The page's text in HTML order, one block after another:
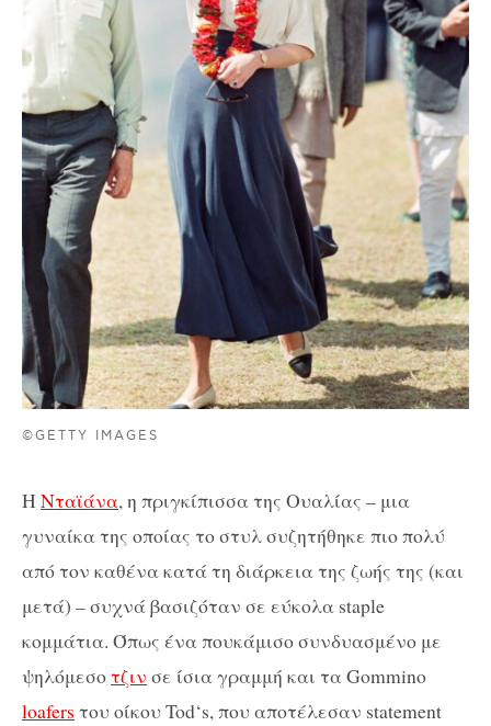
©GETTY IMAGES
Η Νταϊάνα, η πριγκίπισσα της Ουαλίας – μια
γυναίκα της οποίας το στυλ συζητήθηκε πιο πολύ
από τον καθένα κατά τη διάρκεια της ζωής της (και
μετά) – συχνά βασιζόταν σε εύκολα staple
κομμάτια. Όπως ένα πουκάμισο συνδυασμένο με
ψηλόμεσοτζιν σε ίσια γραμμή και τα Gommino
loafers του οίκου Tod‘s, που αποτέλεσαν statement